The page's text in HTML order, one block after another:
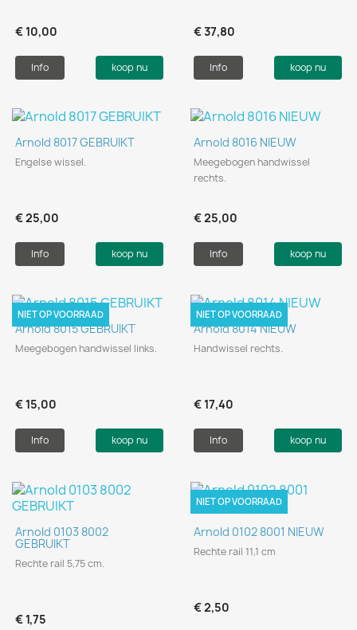
€ 10,00
Info koop nu
€ 37,80
Info koop nu
Arnold 8017 GEBRUIKT
Engelse wissel.
€ 25,00
Info koop nu
Arnold 8016 NIEUW
Meegebogen handwissel
rechts.
€ 25,00
Info koop nu
Arnold 8015 GEBRUIKT
Meegebogen handwissel links.
€ 15,00
Info koop nu
NIET OP VOORRAAD
Arnold 8014 NIEUW
Handwissel rechts.
€ 17,40
Info koop nu
NIET OP VOORRAAD
Arnold 0103 8002
GEBRUIKT
Rechte rail 5,75 cm.
€ 1,75
Arnold 0102 8001 NIEUW
Rechte rail 11,1 cm
€ 2,50
NIET OP VOORRAAD